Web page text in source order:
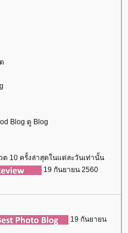
Blog ดู Blog
10 ครั้งล่าสุดในแต่ละวันเท่านั้น
19 กันยายน 2560
19 กันยายน